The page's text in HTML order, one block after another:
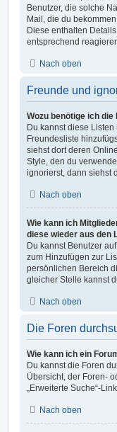
Benutzer, die solche
Mail, die du
Diese enthalten
entsprechend
Nach oben
Freunde und
Wozu benötige ich
Du kannst diese
Freundesliste
siehst dort deren
Style, den du
ignorierst, dann siehst
Nach oben
Wie kann ich
diese wieder aus den
Du kannst Benutzer
zum Hinzufügen zur
persönlichen Bereich
gleicher Stelle kannst
Nach oben
Die Foren
Wie kann ich ein
Du kannst die Foren
Übersicht, der Foren-
„Erweiterte Suche“-
Nach oben